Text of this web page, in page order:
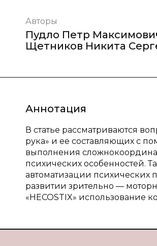
Авторы
Пудло Петр
Щетников Никита
Аннотация
В статье рассматриваются
рука» и ее составляющих с
выполнения
психических особенностей.
автоматизации психических
развитии зрительно —
«HECOSTIX» использование